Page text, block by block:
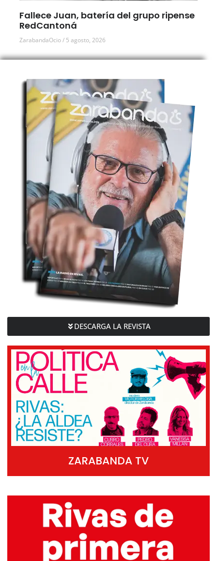
Fallece Juan, batería del grupo ripense
RedCantoná
ZarabandaOcio 5 agosto, 2026
DESCARGA LA REVISTA
ZARABANDA TV